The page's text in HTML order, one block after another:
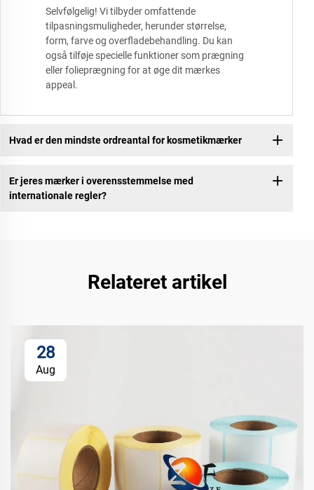
Selvfølgelig! Vi tilbyder omfattende
tilpasningsmuligheder, herunder størrelse,
form, farve og overfladebehandling. Du kan
også tilføje specielle funktioner som prægning
eller folieprægning for at øge dit mærkes
appeal.
Hvad er den mindste ordreantal for kosmetikmærker
Er jeres mærker i overensstemmelse med
internationale regler?
Relateret artikel
28
Aug